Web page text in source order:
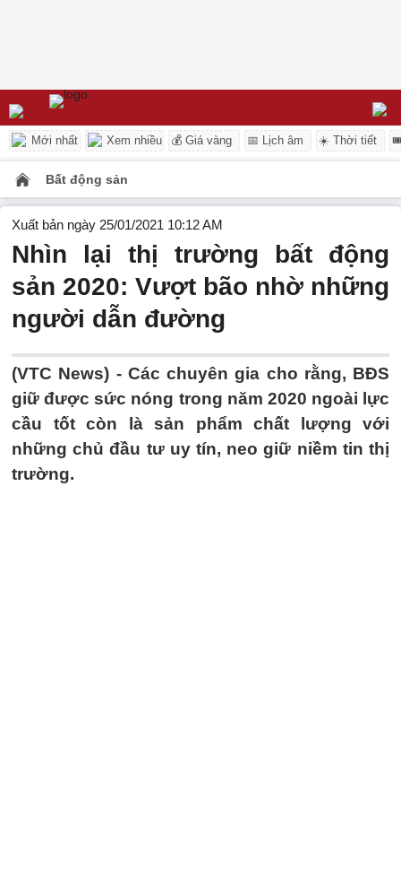
Mới nhất Xem nhiều 💰 Giá vàng 📅 Lịch âm ☀️ Thời tiết
Bất động sản
Xuất bản ngày 25/01/2021 10:12 AM
Nhìn lại thị trường bất động
sản 2020: Vượt bão nhờ những
người dẫn đường
(VTC News) - Các chuyên gia cho rằng, BĐS
giữ được sức nóng trong năm 2020 ngoài lực
cầu tốt còn là sản phẩm chất lượng với
những chủ đầu tư uy tín, neo giữ niềm tin thị
trường.